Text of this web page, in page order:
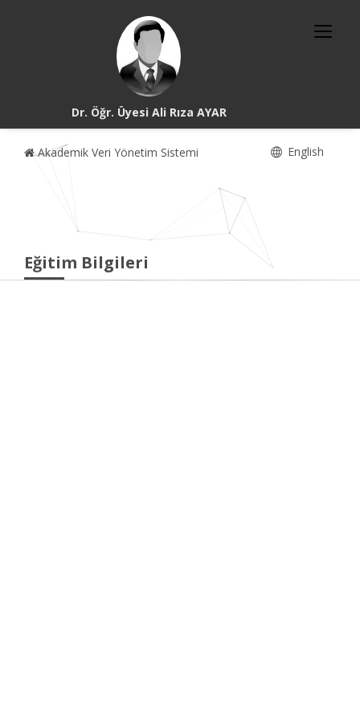
Dr. Öğr. Üyesi Ali Rıza AYAR
Akademik Veri Yönetim Sistemi English
Eğitim Bilgileri